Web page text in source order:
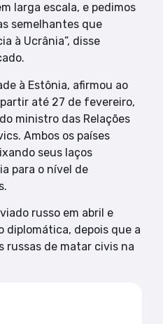
larga escala, e pedimos
semelhantes que
à Ucrânia”, disse
à Estônia, afirmou ao
até 27 de fevereiro,
ministro das Relações
Ambos os países
seus laços
para o nível de
russo em abril e
diplomática, depois que a
russas de matar civis na